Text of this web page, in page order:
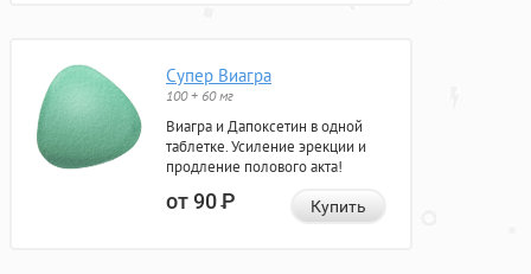
Супер Виагра
100 + 60 мг
Виагра и Дапоксетин в одной
таблетке. Усиление эрекции и
продление полового акта!
от 90Р Купить